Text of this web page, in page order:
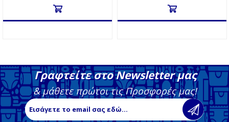
Γραφτείτε στο Newsletter μας
& μάθετε πρώτοι τις Προσφορές μας!